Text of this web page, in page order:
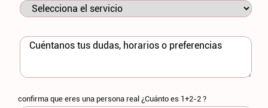
confirma que eres una persona real ¿Cuánto es 1+2-2 ?